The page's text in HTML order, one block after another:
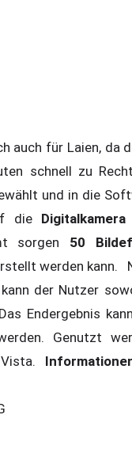
auch für Laien, da
schnell zu
und in die
die Digitalkamera
sorgen 50
werden kann.
der Nutzer
Endergebnis
Genutzt
Vista.